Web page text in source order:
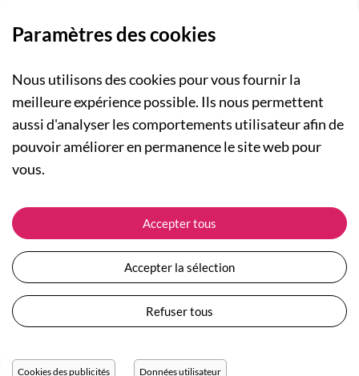
A PROPOS
Qui sommes-nous ?
Actualités
Nos engagements
Plan du site
Devenir revendeur
NOS RUBRIQUES
Collection Femme
Collection Enfants
Les Totebags
Nos différents thèmes
ASSISTANCE
Suivre ma commande
Expédition et livraison
Retour et remboursement
Moyens de paiement
Questions / Réponses
Conditions générales de vente
Protection des données personnelles
Paramètres des cookies
Nous utilisons des cookies pour vous fournir la
meilleure expérience possible. Ils nous permettent
aussi d'analyser les comportements utilisateur afin de
pouvoir améliorer en permanence le site web pour
vous.
Accepter tous
Accepter la sélection
Refuser tous
Cookies des publicités Données utilisateur